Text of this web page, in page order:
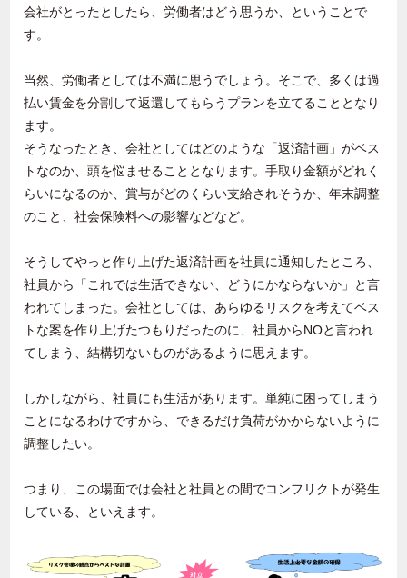
会社がとったとしたら、労働者はどう思うか、ということで
す。
当然、労働者としては不満に思うでしょう。そこで、多くは過
払い賃金を分割して返還してもらうプランを立てることとなり
ます。
そうなったとき、会社としてはどのような「返済計画」がベス
トなのか、頭を悩ませることとなります。手取り金額がどれく
らいになるのか、賞与がどのくらい支給されそうか、年末調整
のこと、社会保険料への影響などなど。
そうしてやっと作り上げた返済計画を社員に通知したところ、
社員から「これでは生活できない、どうにかならないか」と言
われてしまった。会社としては、あらゆるリスクを考えてベス
トな案を作り上げたつもりだったのに、社員からNOと言われ
てしまう、結構切ないものがあるように思えます。
しかしながら、社員にも生活があります。単純に困ってしまう
ことになるわけですから、できるだけ負荷がかからないように
調整したい。
つまり、この場面では会社と社員との間でコンフリクトが発生
している、といえます。